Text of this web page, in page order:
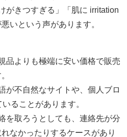
がきつすぎる」「肌に irritation
いという声があります。
品よりも極端に安い価格で販売
が不自然なサイトや、個人ブロ
ることがあります。
を取ろうとしても、連絡先が分
なかったりするケースがあり